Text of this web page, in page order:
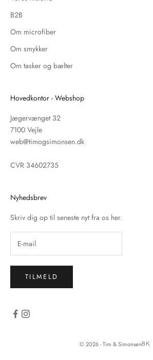
B2B
Om microfiber
Om smykker
Om tasker og bælter
Hovedkontor - Webshop
Jægervænget 32
7100 Vejle
web@timogsimonsen.dk
CVR 34602735
Nyhedsbrev
Skriv dig op til seneste nyt fra os her.
TILMELD
© 2026 - Tim & Simonsen